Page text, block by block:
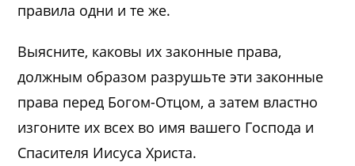
правила одни и те же.
Выясните, каковы их законные права,
должным образом разрушьте эти законные
права перед Богом-Отцом, а затем властно
изгоните их всех во имя вашего Господа и
Спасителя Иисуса Христа.